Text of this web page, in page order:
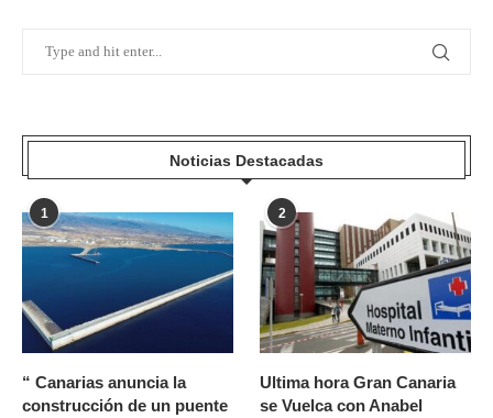
Noticias Destacadas
1
“ Canarias anuncia la
construcción de un puente
2
Ultima hora Gran Canaria
se Vuelca con Anabel